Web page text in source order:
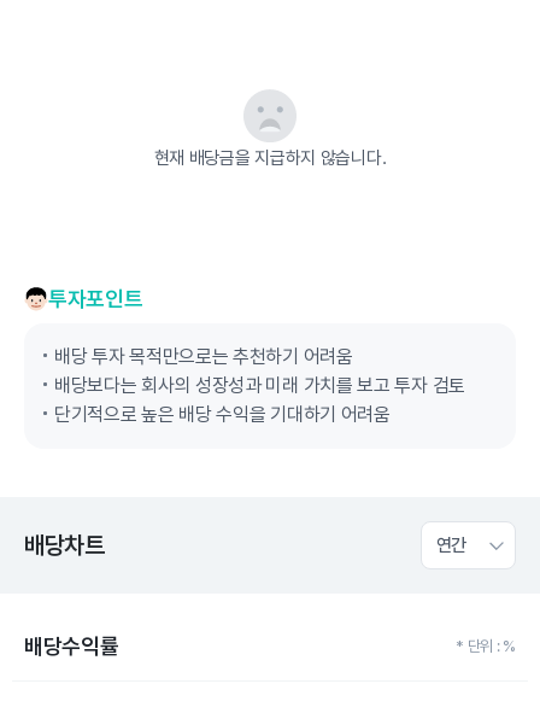
현재 배당금을 지급하지 않습니다.
투자포인트
배당 투자 목적만으로는 추천하기 어려움
배당보다는 회사의 성장성과 미래 가치를 보고 투자 검토
단기적으로 높은 배당 수익을 기대하기 어려움
배당차트 연간
배당수익률 * 단위 : %